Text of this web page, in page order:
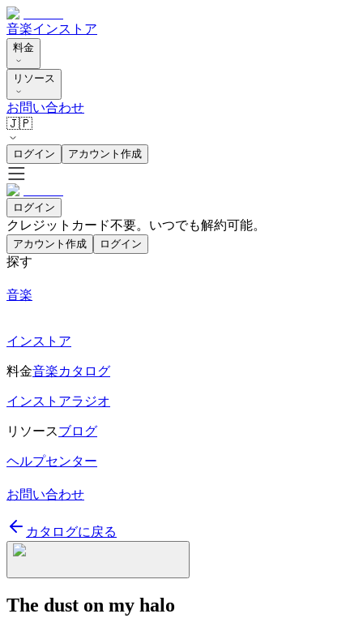
音楽インストア
料金
リソース
お問い合わせ
🇯🇵
ログイン アカウント作成
ログイン
クレジットカード不要。いつでも解約可能。
アカウント作成 ログイン
探す
音楽
インストア
料金音楽カタログ
インストアラジオ
リソースブログ
ヘルプセンター
お問い合わせ
カタログに戻る
The dust on my halo